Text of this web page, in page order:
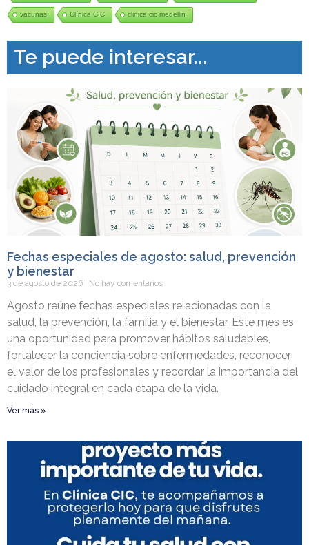
vacunas Clínica CIC clinica cic medellin
Te puede interesar...
Fechas especiales de agosto: salud, prevención
y bienestar
3 de agosto de 2026 No hay comentarios
Agosto reúne fechas especiales relacionadas con la
salud, la prevención, la familia y el bienestar. Este mes es
una oportunidad para promover hábitos saludables,
fortalecer la conciencia sobre enfermedades, reconocer
el valor de los profesionales y recordar la importancia del
cuidado integral en cada etapa de la vida.
Ver más »